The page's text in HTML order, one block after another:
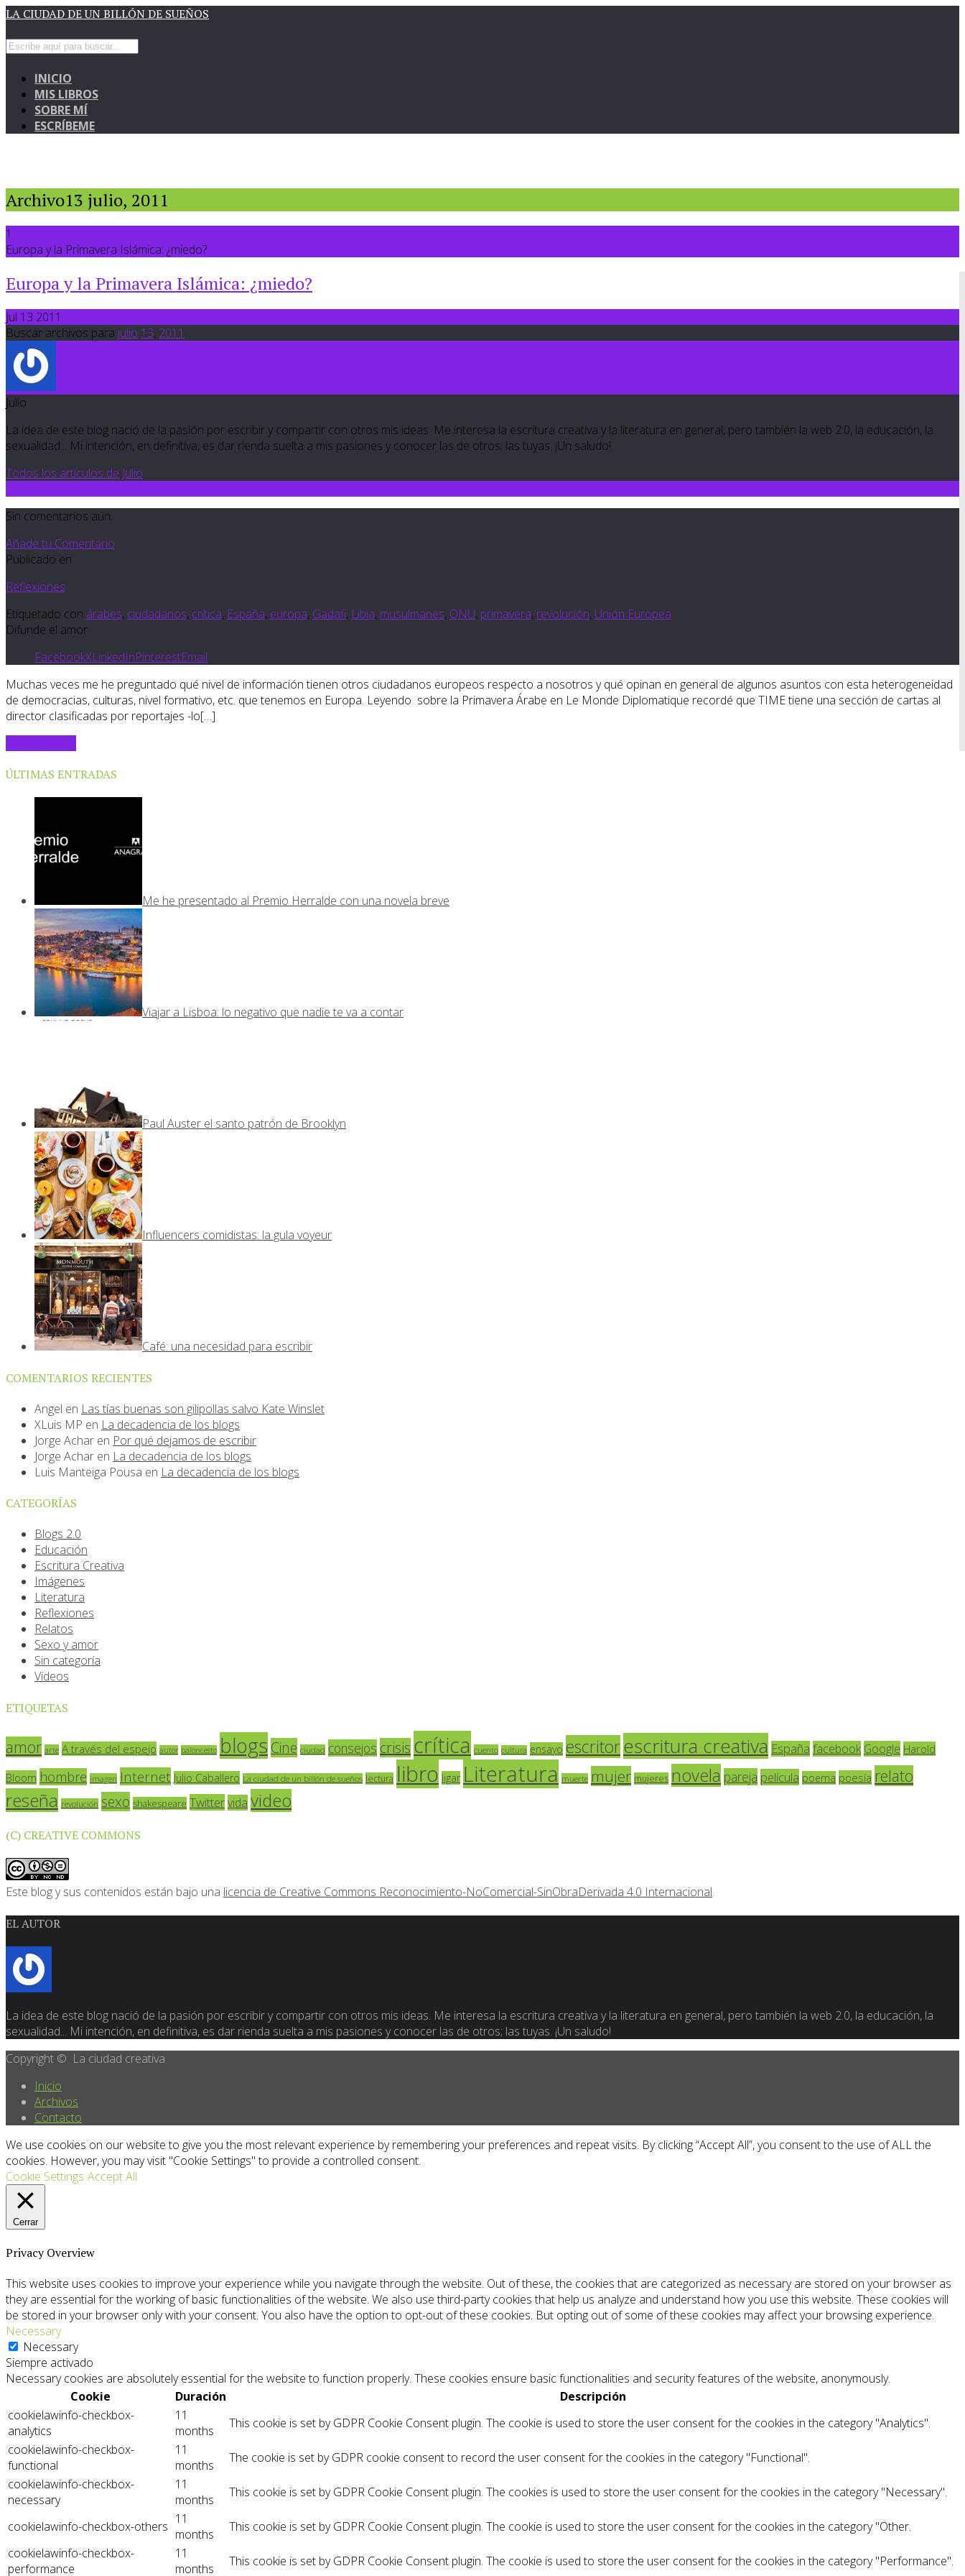
LA CIUDAD DE UN BILLÓN DE SUEÑOS
INICIO
MIS LIBROS
SOBRE MÍ
ESCRÍBEME
Archivo13 julio, 2011
1
Europa y la Primavera Islámica: ¿miedo?
Europa y la Primavera Islámica: ¿miedo?
Jul 13 2011
Buscar archivos para julio 13, 2011
Julio
La idea de este blog nació de la pasión por escribir y compartir con otros mis ideas. Me interesa la escritura creativa y la literatura en general, pero también la web 2.0, la educación, la
sexualidad... Mi intención, en definitiva, es dar rienda suelta a mis pasiones y conocer las de otros; las tuyas. ¡Un saludo!
Todos los artículos de Julio
Sin comentarios aún.
Añade tu Comentario
Publicado en
Reflexiones
Etiquetado con árabes, ciudadanos, crítica, España, europa, Gadafi, Libia, musulmanes, ONU, primavera, revolución, Unión Europea
Difunde el amor
FacebookXLinkedInPinterestEmail
Muchas veces me he preguntado qué nivel de información tienen otros ciudadanos europeos respecto a nosotros y qué opinan en general de algunos asuntos con esta heterogeneidad
de democracias, culturas, nivel formativo, etc. que tenemos en Europa. Leyendo sobre la Primavera Árabe en Le Monde Diplomatique recordé que TIME tiene una sección de cartas al
director clasificadas por reportajes -lo[…]
ÚLTIMAS ENTRADAS
Me he presentado al Premio Herralde con una novela breve
Viajar a Lisboa: lo negativo que nadie te va a contar
Paul Auster el santo patrón de Brooklyn
Influencers comidistas: la gula voyeur
Café: una necesidad para escribir
COMENTARIOS RECIENTES
Angel en Las tías buenas son gilipollas salvo Kate Winslet
XLuis MP en La decadencia de los blogs
Jorge Achar en Por qué dejamos de escribir
Jorge Achar en La decadencia de los blogs
Luis Manteiga Pousa en La decadencia de los blogs
CATEGORÍAS
Blogs 2.0
Educación
Escritura Creativa
Imágenes
Literatura
Reflexiones
Relatos
Sexo y amor
Sin categoría
Vídeos
ETIQUETAS
amor arte A través del espejo autor baloncesto blogs Cine ciudad consejos crisis crítica cuento cultura ensayo escritorescritura creativa España facebook Google Harold
Bloom hombre imagen Internet Julio Caballero La ciudad de un billón de sueños lectura libro ligar Literatura muerte mujer mujeres novela pareja película poema poesía relato
reseña revolución sexo shakespeare Twittervida video
(C) CREATIVE COMMONS
Este blog y sus contenidos están bajo una licencia de Creative Commons Reconocimiento-NoComercial-SinObraDerivada 4.0 Internacional.
EL AUTOR
La idea de este blog nació de la pasión por escribir y compartir con otros mis ideas. Me interesa la escritura creativa y la literatura en general, pero también la web 2.0, la educación, la
sexualidad... Mi intención, en definitiva, es dar rienda suelta a mis pasiones y conocer las de otros; las tuyas. ¡Un saludo!
Copyright © La ciudad creativa
Inicio
Archivos
Contacto
We use cookies on our website to give you the most relevant experience by remembering your preferences and repeat visits. By clicking “Accept All”, you consent to the use of ALL the
cookies. However, you may visit "Cookie Settings" to provide a controlled consent.
Cookie Settings Accept All
Cerrar
Privacy Overview
This website uses cookies to improve your experience while you navigate through the website. Out of these, the cookies that are categorized as necessary are stored on your browser as
they are essential for the working of basic functionalities of the website. We also use third-party cookies that help us analyze and understand how you use this website. These cookies will
be stored in your browser only with your consent. You also have the option to opt-out of these cookies. But opting out of some of these cookies may affect your browsing experience.
Necessary
Necessary
Siempre activado
Necessary cookies are absolutely essential for the website to function properly. These cookies ensure basic functionalities and security features of the website, anonymously.
Cookie
Duración
Descripción
cookielawinfo-checkbox-
analytics
11
months
This cookie is set by GDPR Cookie Consent plugin. The cookie is used to store the user consent for the cookies in the category "Analytics".
cookielawinfo-checkbox-
functional
11
months
The cookie is set by GDPR cookie consent to record the user consent for the cookies in the category "Functional".
cookielawinfo-checkbox-
necessary
11
months
This cookie is set by GDPR Cookie Consent plugin. The cookies is used to store the user consent for the cookies in the category "Necessary".
cookielawinfo-checkbox-others 11
months
This cookie is set by GDPR Cookie Consent plugin. The cookie is used to store the user consent for the cookies in the category "Other.
cookielawinfo-checkbox-
performance
11
months
This cookie is set by GDPR Cookie Consent plugin. The cookie is used to store the user consent for the cookies in the category "Performance".